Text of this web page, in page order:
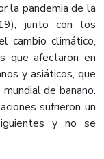
la pandemia de la
junto con los
cambio climático,
que afectaron en
y asiáticos, que
de banano.
sufrieron un
y no se